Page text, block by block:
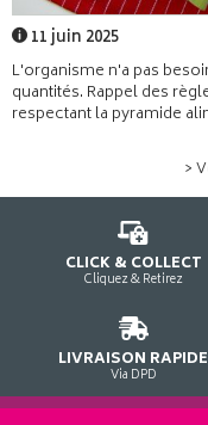
11 juin 2025
L'organisme n'a pas
quantités. Rappel des
respectant la pyramide
>
CLICK & COLLECT
Cliquez & Retirez
LIVRAISON RAPIDE
Via DPD